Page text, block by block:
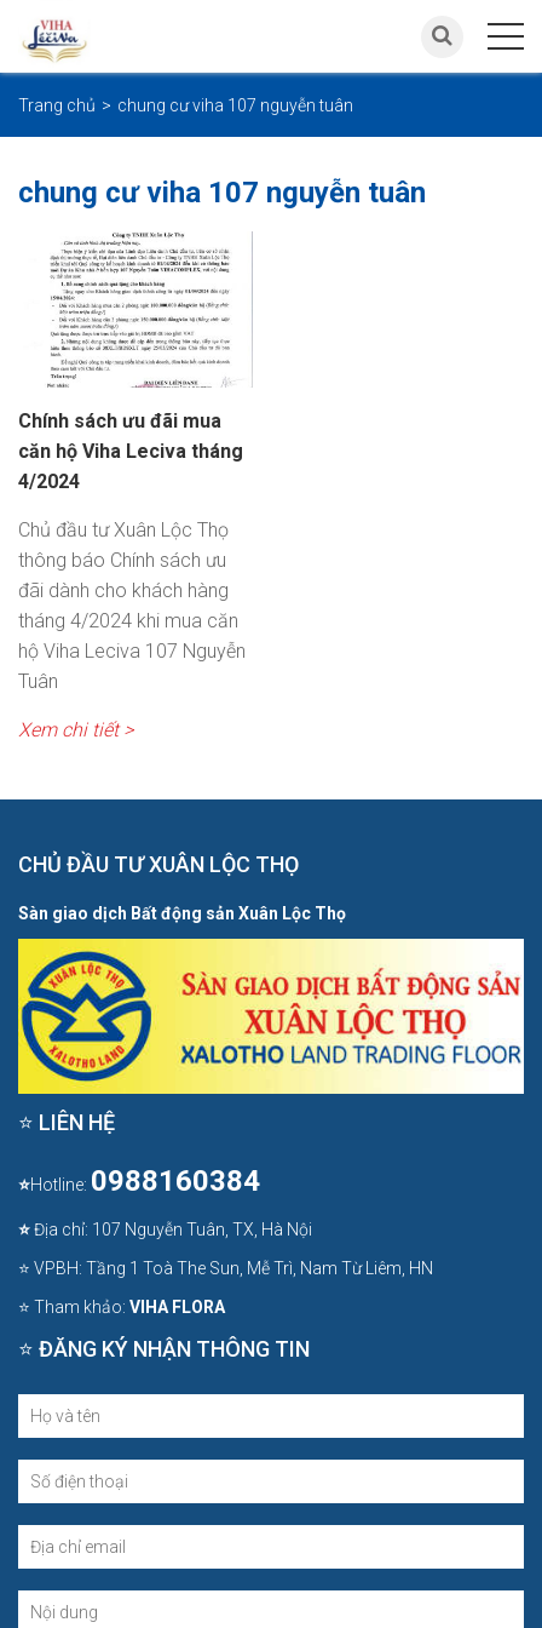
Trang chủ chung cư viha 107 nguyễn tuân
chung cư viha 107 nguyễn tuân
Chính sách ưu đãi mua
căn hộ Viha Leciva tháng
4/2024
Chủ đầu tư Xuân Lộc Thọ
thông báo Chính sách ưu
đãi dành cho khách hàng
tháng 4/2024 khi mua căn
hộ Viha Leciva 107 Nguyễn
Tuân
Xem chi tiết >
CHỦ ĐẦU TƯ XUÂN LỘC THỌ
Sàn giao dịch Bất động sản Xuân Lộc Thọ
⭐ LIÊN HỆ
⭐Hotline: 0988160384
⭐Địa chỉ: 107 Nguyễn Tuân, TX, Hà Nội
⭐ VPBH: Tầng 1 Toà The Sun, Mễ Trì, Nam Từ Liêm, HN
⭐ Tham khảo: VIHA FLORA
⭐ ĐĂNG KÝ NHẬN THÔNG TIN